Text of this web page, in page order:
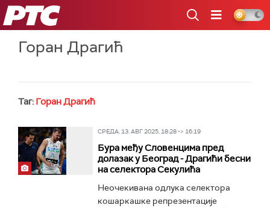
РТС
Горан Драгић
Таг: Горан Драгић
СРЕДА, 13. АВГ 2025, 18:28 -> 16:19
Бура међу Словенцима пред
долазак у Београд - Драгићи бесни
на селектора Секулића
Неочекивана одлука селектора
кошаркашке репрезентације